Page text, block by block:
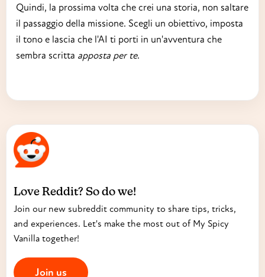
Quindi, la prossima volta che crei una storia, non saltare
il passaggio della missione. Scegli un obiettivo, imposta
il tono e lascia che l'AI ti porti in un'avventura che
sembra scritta apposta per te.
Love Reddit? So do we!
Join our new subreddit community to share tips, tricks,
and experiences. Let's make the most out of My Spicy
Vanilla together!
Join us